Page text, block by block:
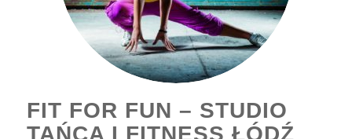
FIT FOR FUN – STUDIO
TAŃCA I FITNESS ŁÓDŹ